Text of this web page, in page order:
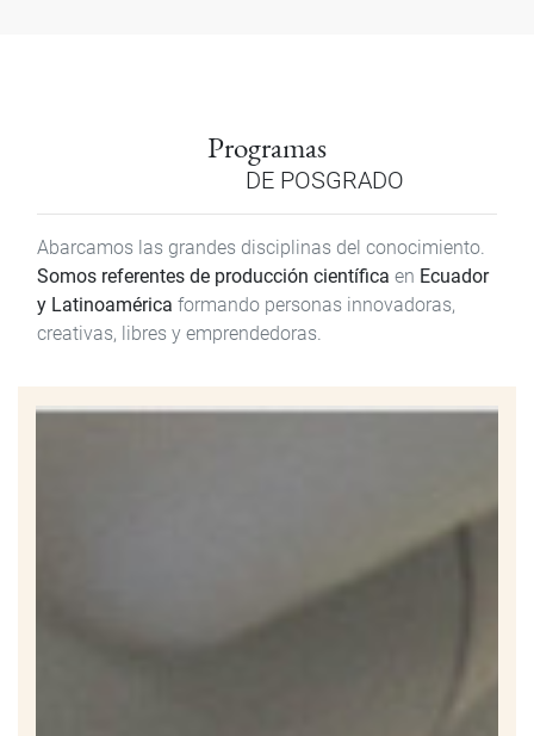
Programas
DE POSGRADO
Abarcamos las grandes disciplinas del conocimiento.
Somos referentes de producción científica en Ecuador
y Latinoamérica formando personas innovadoras,
creativas, libres y emprendedoras.